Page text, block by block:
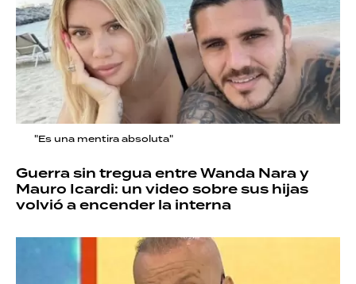
"Es una mentira absoluta"
Guerra sin tregua entre Wanda Nara y
Mauro Icardi: un video sobre sus hijas
volvió a encender la interna